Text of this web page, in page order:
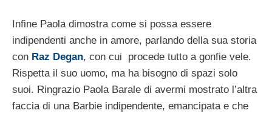
Infine Paola dimostra come si possa essere
indipendenti anche in amore, parlando della sua storia
con Raz Degan, con cui procede tutto a gonfie vele.
Rispetta il suo uomo, ma ha bisogno di spazi solo
suoi. Ringrazio Paola Barale di avermi mostrato l’altra
faccia di una Barbie indipendente, emancipata e che